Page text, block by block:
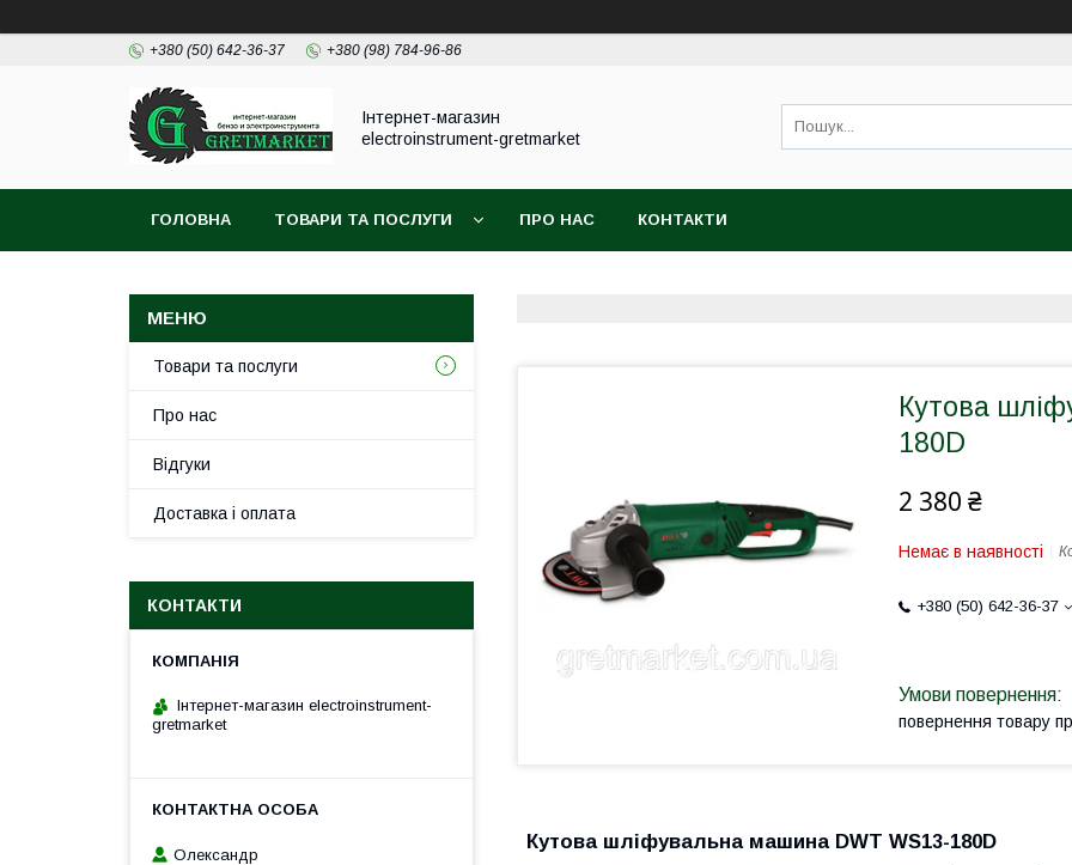
+380 (50) 642-36-37 +380 (98) 784-96-86
Інтернет-магазин
electroinstrument-gretmarket
ГОЛОВНА ТОВАРИ ТА ПОСЛУГИ ПРО НАС КОНТАКТИ
Кутова
180D
2 380 ₴
Немає в наявності
+380 (50) 642-36-37
повернення товару
Кутова шліфувальна машина DWT WS13-180D
Товари та послуги
Про нас
Відгуки
Доставка і оплата
КОНТАКТИ
Інтернет-магазин electroinstrument-
gretmarket
Олександр